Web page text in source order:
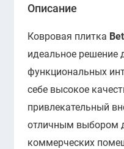
Описание
Ковровая плитка
идеальное решение
функциональных
себе высокое
привлекательный
отличным выбором
коммерческих